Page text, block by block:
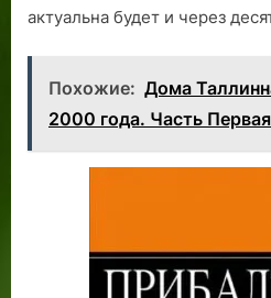
актуальна будет и через
Похожие: Дома
2000 года. Часть